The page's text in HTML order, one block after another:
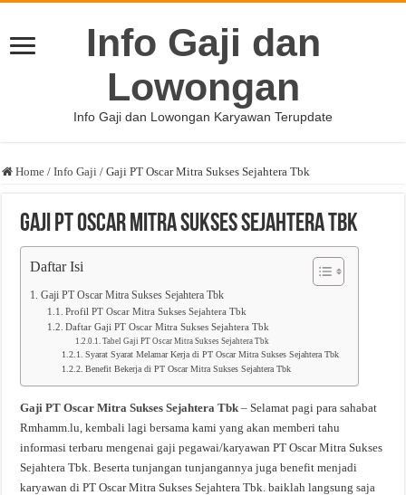
Info Gaji dan
Lowongan
Info Gaji dan Lowongan Karyawan Terupdate
Home / Info Gaji / Gaji PT Oscar Mitra Sukses Sejahtera Tbk
Gaji PT Oscar Mitra Sukses Sejahtera Tbk
Daftar Isi
Gaji PT Oscar Mitra Sukses Sejahtera Tbk
Profil PT Oscar Mitra Sukses Sejahtera Tbk
Daftar Gaji PT Oscar Mitra Sukses Sejahtera Tbk
Tabel Gaji PT Oscar Mitra Sukses Sejahtera Tbk
Syarat Syarat Melamar Kerja di PT Oscar Mitra Sukses Sejahtera Tbk
Benefit Bekerja di PT Oscar Mitra Sukses Sejahtera Tbk
Gaji PT Oscar Mitra Sukses Sejahtera Tbk – Selamat pagi para sahabat
Rmhamm.lu, kembali lagi bersama kami yang akan memberi tahu
informasi terbaru mengenai gaji pegawai/karyawan PT Oscar Mitra Sukses
Sejahtera Tbk. Beserta tunjangan tunjangannya juga benefit menjadi
karyawan di PT Oscar Mitra Sukses Sejahtera Tbk. baiklah langsung saja